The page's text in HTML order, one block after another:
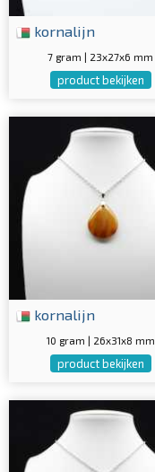
kornalijn
7 gram | 23x27x6 mm
product bekijken
kornalijn
10 gram | 26x31x8 mm
product bekijken